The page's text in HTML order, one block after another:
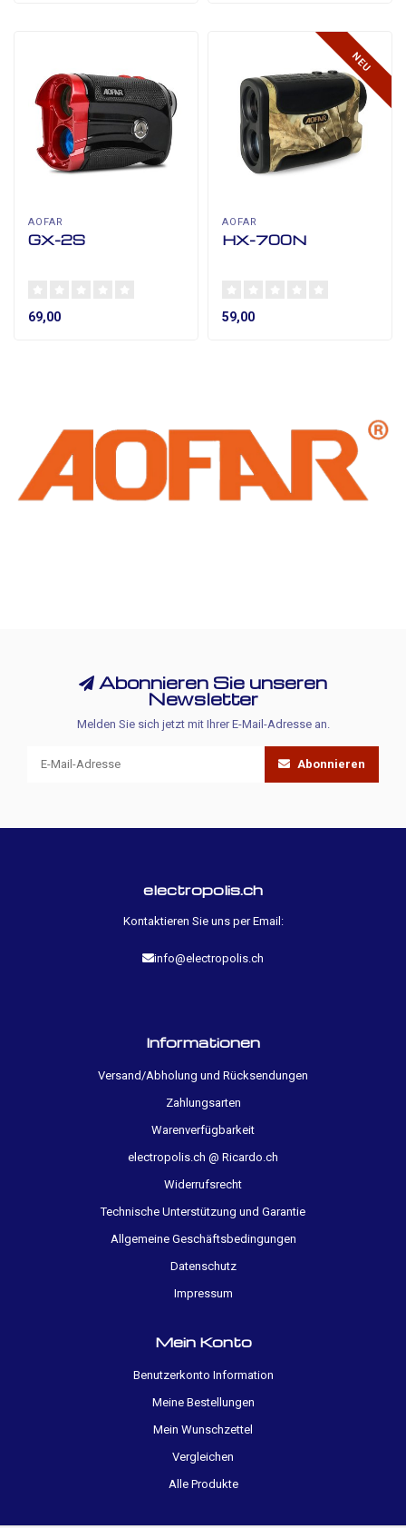
AOFAR
GX-2S
69,00
NEU
AOFAR
HX-700N
59,00
Abonnieren Sie unseren
Newsletter
Melden Sie sich jetzt mit Ihrer E-Mail-Adresse an.
Abonnieren
electropolis.ch
Kontaktieren Sie uns per Email:
info@electropolis.ch
Informationen
Versand/Abholung und Rücksendungen
Zahlungsarten
Warenverfügbarkeit
electropolis.ch @ Ricardo.ch
Widerrufsrecht
Technische Unterstützung und Garantie
Allgemeine Geschäftsbedingungen
Datenschutz
Impressum
Mein Konto
Benutzerkonto Information
Meine Bestellungen
Mein Wunschzettel
Vergleichen
Alle Produkte